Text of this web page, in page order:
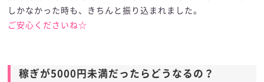
しかなかった時も、きちんと振り込まれました。
ご安心くださいね☆
稼ぎが5000円未満だったらどうなるの？